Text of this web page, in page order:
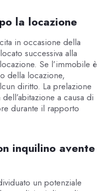
la locazione
in occasione della
successiva alla
Se l’immobile è
della locazione,
diritto. La prelazione
a causa di
durante il rapporto
inquilino avente
un potenziale